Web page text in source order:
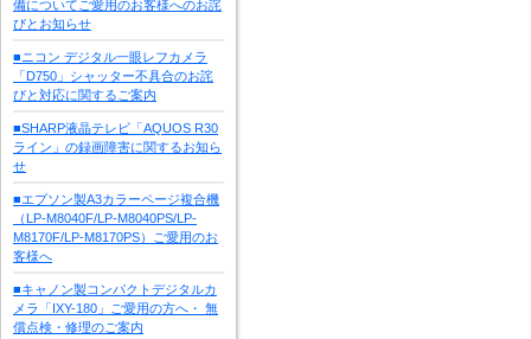
備についてご愛用のお客様へのお詫
びとお知らせ
■ニコン デジタル一眼レフカメラ
「D750」シャッター不具合のお詫
びと対応に関するご案内
■SHARP液晶テレビ「AQUOS R30
ライン」の録画障害に関するお知ら
せ
■エプソン製A3カラーページ複合機
（LP-M8040F/LP-M8040PS/LP-
M8170F/LP-M8170PS）ご愛用のお
客様へ
■キャノン製コンパクトデジタルカ
メラ「IXY-180」ご愛用の方へ・ 無
償点検・修理のご案内